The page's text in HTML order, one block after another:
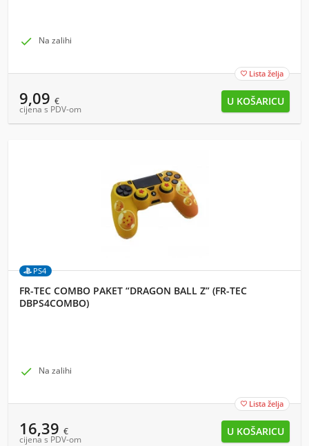
 Na zalihi
 Lista želja
9,09 €
cijena s PDV-om
PS4
FR-TEC COMBO PAKET “DRAGON BALL Z” (FR-TEC
DBPS4COMBO)
 Na zalihi
 Lista želja
16,39 €
cijena s PDV-om